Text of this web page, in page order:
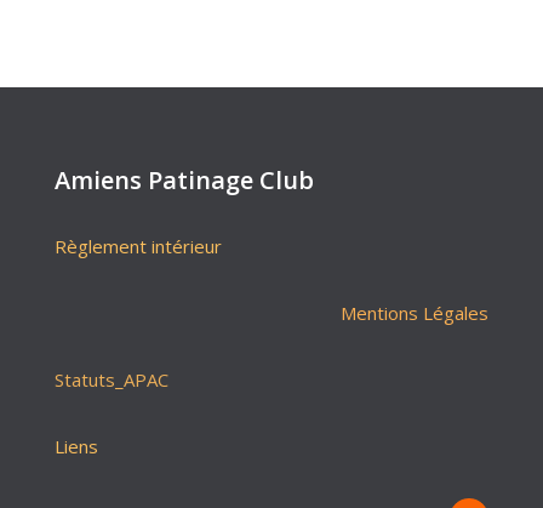
Amiens Patinage Club
Règlement intérieur
Mentions Légales
Statuts_APAC
Liens